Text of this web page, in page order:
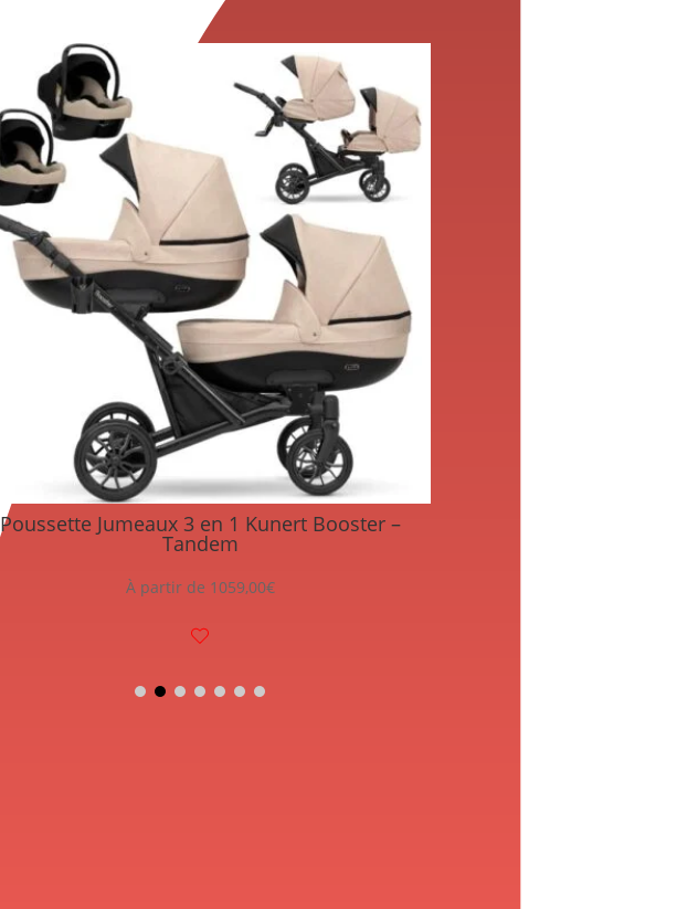
Poussette Jumeaux 3 en 1 Kunert Booster –
Tandem
À partir de 1059,00€